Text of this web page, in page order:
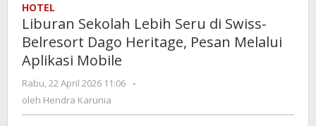
Seru
di
Swiss-
Melalui
HOTEL
Liburan Sekolah Lebih Seru di Swiss-
Belresort Dago Heritage, Pesan Melalui
Aplikasi Mobile
Rabu, 22 April 2026 11:06
oleh
-
oleh Hendra Karunia